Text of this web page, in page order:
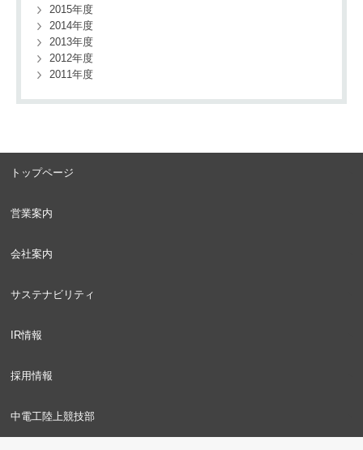
2015年度
2014年度
2013年度
2012年度
2011年度
トップページ
営業案内
会社案内
サステナビリティ
IR情報
採用情報
中電工陸上競技部